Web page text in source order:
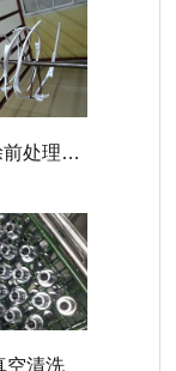
夹子件喷涂前处理除油
空清洗